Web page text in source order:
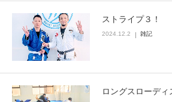
ストライプ３！
2024.12.2 雑記
ロングスローデ